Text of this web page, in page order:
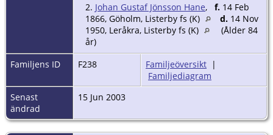
2. Johan Gustaf Jönsson Hane, f. 14 Feb
1866, Göholm, Listerby fs (K)
d. 14 Nov
1950, Leråkra, Listerby fs (K)
(Ålder 84
år)
Familjens ID
F238 Familjeöversikt |
Familjediagram
Senast
ändrad
15 Jun 2003